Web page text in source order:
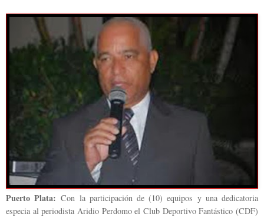
Puerto Plata: Con la participación de (10) equipos y una dedicatoria
especia al periodista Aridio Perdomo el Club Deportivo Fantástico (CDF)